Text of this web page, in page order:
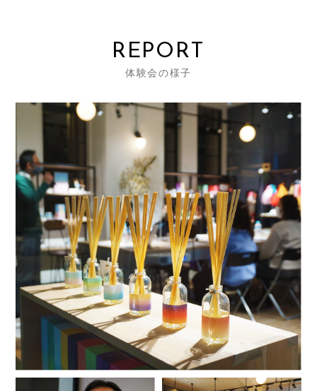
REPORT
体験会の様子